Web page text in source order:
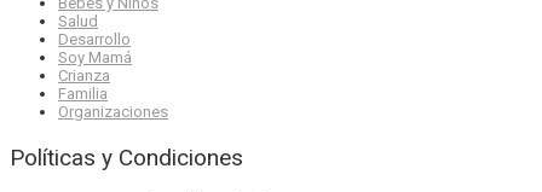
Salud
Desarrollo
Soy Mamá
Crianza
Familia
Organizaciones
Políticas y Condiciones